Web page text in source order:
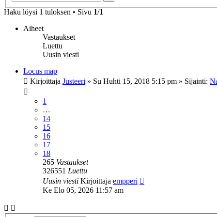
Haku löysi 1 tuloksen • Sivu 1/1
Aiheet
Vastaukset
Luettu
Uusin viesti
Locus map
Kirjoittaja Justeeri » Su Huhti 15, 2018 5:15 pm » Sijainti:
1
…
14
15
16
17
18
265 Vastaukset
326551 Luettu
Uusin viesti Kirjoittaja empperi
Ke Elo 05, 2026 11:57 am